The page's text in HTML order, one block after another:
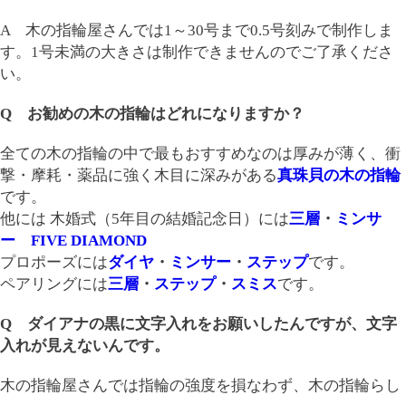
A 木の指輪屋さんでは1～30号まで0.5号刻みで制作しま
す。1号未満の大きさは制作できませんのでご了承くださ
い。
Q お勧めの木の指輪はどれになりますか？
全ての木の指輪の中で最もおすすめなのは厚みが薄く、衝
撃・摩耗・薬品に強く木目に深みがある真珠貝の木の指輪
です。
他には 木婚式（5年目の結婚記念日）には三層 ・ ミンサ
ー
FIVE DIAMOND
プロポーズにはダイヤ ・ ミンサー ・ ステップです。
ペアリングには三層 ・ ステップ・ スミスです。
Q ダイアナの黒に文字入れをお願いしたんですが、文字
入れが見えないんです。
木の指輪屋さんでは指輪の強度を損なわず、木の指輪らし